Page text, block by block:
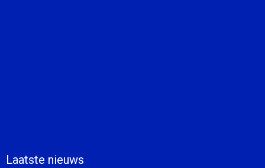
Laatste nieuws